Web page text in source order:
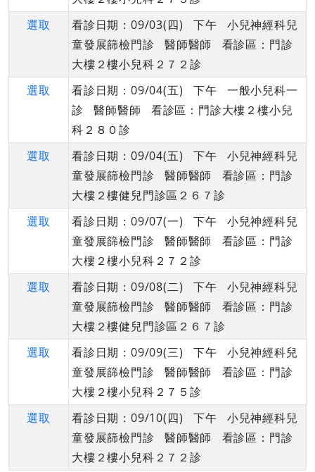
選取
看診日期：09/03(四) 下午 小兒神經科兒
童發展篩檢門診 醫師醫師 看診區：門診
大樓２樓小兒科２７２診
選取
看診日期：09/04(五) 下午 一般小兒科一
診 醫師醫師 看診區：門診大樓２樓小兒
科２８０診
選取
看診日期：09/04(五) 下午 小兒神經科兒
童發展篩檢門診 醫師醫師 看診區：門診
大樓２樓健兒門診區２６７診
選取
看診日期：09/07(一) 下午 小兒神經科兒
童發展篩檢門診 醫師醫師 看診區：門診
大樓２樓小兒科２７２診
選取
看診日期：09/08(二) 下午 小兒神經科兒
童發展篩檢門診 醫師醫師 看診區：門診
大樓２樓健兒門診區２６７診
選取
看診日期：09/09(三) 下午 小兒神經科兒
童發展篩檢門診 醫師醫師 看診區：門診
大樓２樓小兒科２７５診
選取
看診日期：09/10(四) 下午 小兒神經科兒
童發展篩檢門診 醫師醫師 看診區：門診
大樓２樓小兒科２７２診